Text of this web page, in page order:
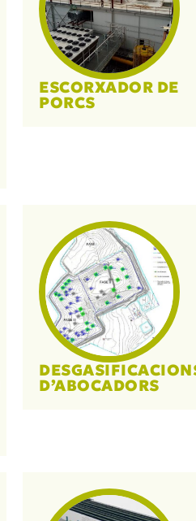
ESCORXADOR DE
PORCS
D’ABOCADORS